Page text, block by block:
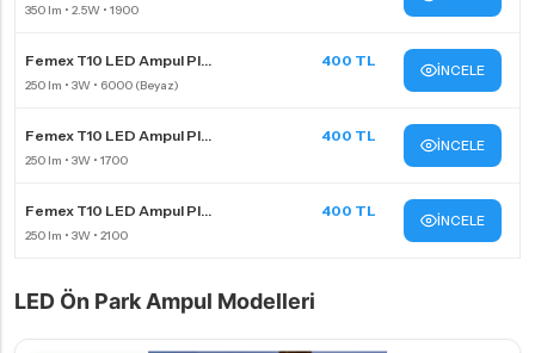
Femex T10 LED Ampul Pl... 400 TL
İNCELE
Femex T10 LED Ampul Pl... 400 TL
İNCELE
Femex T10 LED Ampul Pl... 400 TL
İNCELE
LED Ön Park Ampul Modelleri